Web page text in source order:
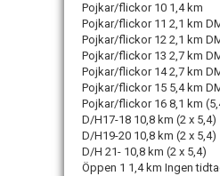
Pojkar/flickor 10 1,4 km
Pojkar/flickor 11 2,1 km
Pojkar/flickor 12 2,1 km
Pojkar/flickor 13 2,7 km
Pojkar/flickor 14 2,7 km
Pojkar/flickor 15 5,4 km
Pojkar/flickor 16 8,1 km
D/H17-18 10,8 km (2 x 5,4)
D/H19-20 10,8 km (2 x 5,4)
D/H 21- 10,8 km (2 x 5,4)
Öppen 1 1,4 km Ingen